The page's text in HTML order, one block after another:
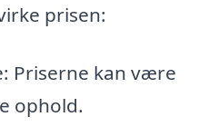
prisen:
Priserne kan være
ophold.